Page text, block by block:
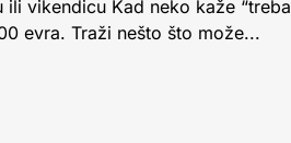
vikendicu Kad neko kaže “treba
evra. Traži nešto što može...